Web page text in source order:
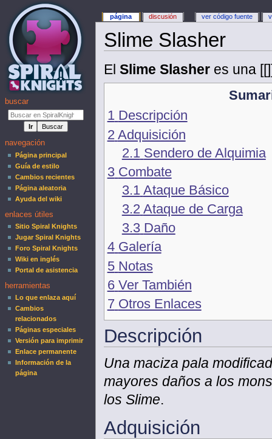
Slime Slasher
El Slime Slasheres una
1 Descripción
2 Adquisición
2.1 Sendero de Alquimia
3 Combate
3.1 Ataque Básico
3.2 Ataque de Carga
3.3 Daño
4 Galería
5 Notas
6 Ver También
7 Otros Enlaces
Descripción
Una maciza pala
mayores daños a los
los Slime.
Adquisición
página discusión ver código fuente
buscar
navegación
Página principal
Guía de estilo
Cambios recientes
Página aleatoria
Ayuda del wiki
enlaces útiles
Sitio Spiral Knights
Jugar Spiral Knights
Foro Spiral Knights
Wiki en inglés
Portal de asistencia
herramientas
Lo que enlaza aquí
Cambios
relacionados
Páginas especiales
Versión para imprimir
Enlace permanente
Información de la
página